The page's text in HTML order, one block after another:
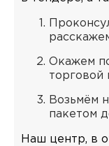
Окажем
торговой
Возьмём
пакетом
Наш центр, в